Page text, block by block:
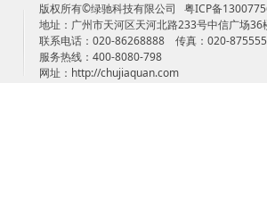
版权所有©绿驰科技有限公司 粤ICP备
地址：广州市天河区天河北路233号中信广场36
联系电话：020-86268888 传真：020-
服务热线：400-8080-798
网址：http://chujiaquan.com